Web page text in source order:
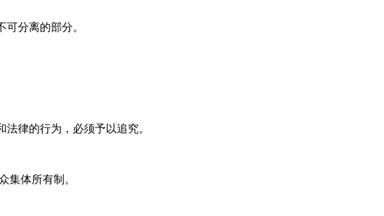
分离的部分。
律的行为，必须予以追究。
体所有制。